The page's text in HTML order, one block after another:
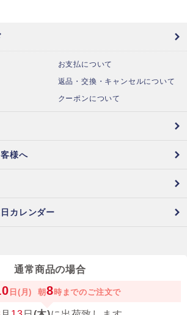
お支払について
返品・交換・キャンセルについて
クーポンについて
様へ
カレンダー
通常商品の場合
日(月) 朝 8時までのご注文で